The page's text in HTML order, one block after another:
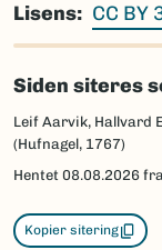
Lisens
CC BY
Siden siteres
Leif Aarvik, Hallvard
(Hufnagel, 1767)
Hentet 08.08.2026 fra
Kopier sitering